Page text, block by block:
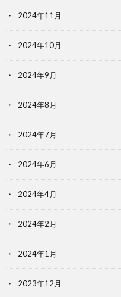
2024年11月
2024年10月
2024年9月
2024年8月
2024年7月
2024年6月
2024年4月
2024年2月
2024年1月
2023年12月